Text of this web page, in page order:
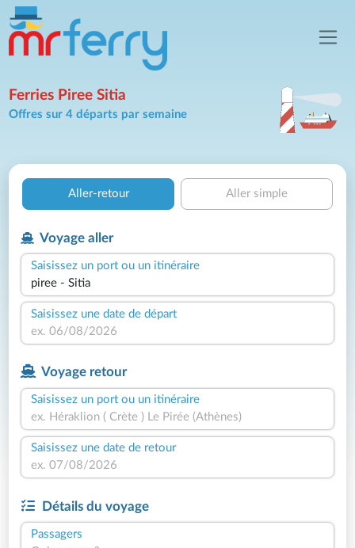
Ferries Piree Sitia
Offres sur 4 départs par semaine
Aller-retour Aller simple
Voyage aller
Saisissez un port ou un itinéraire
Saisissez une date de départ
Voyage retour
Saisissez un port ou un itinéraire
Saisissez une date de retour
Détails du voyage
Passagers